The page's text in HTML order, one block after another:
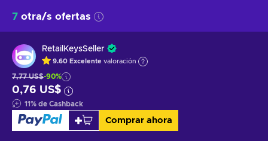
7 otra/s ofertas
RetailKeysSeller
9.60 Excelente valoración
7,77 US$-90%
0,76 US$
11% de Cashback
Comprar ahora